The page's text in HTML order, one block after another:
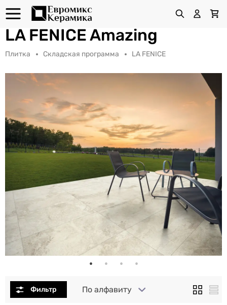
LA FENICE Amazing
Плитка Складская программа LA FENICE
По алфавиту